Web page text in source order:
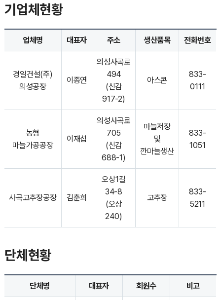
기업체현황
업체명 대표자 주소 생산품목 전화번호
경일건설(주)
의성공장
이종연
의성사곡로
494
(신감
917-2)
아스콘
833-
0111
농협
마늘가공공장
이재섭
의성사곡로
705
(신감
688-1)
마늘저장
및
깐마늘생산
833-
1051
사곡고추장공장 김춘희
오상1길
34-8
(오상
240)
고추장
833-
5211
단체현황
단체명 대표자 회원수 비고